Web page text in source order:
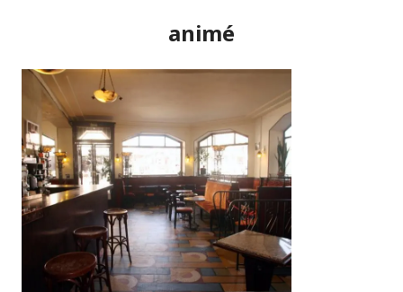
animé